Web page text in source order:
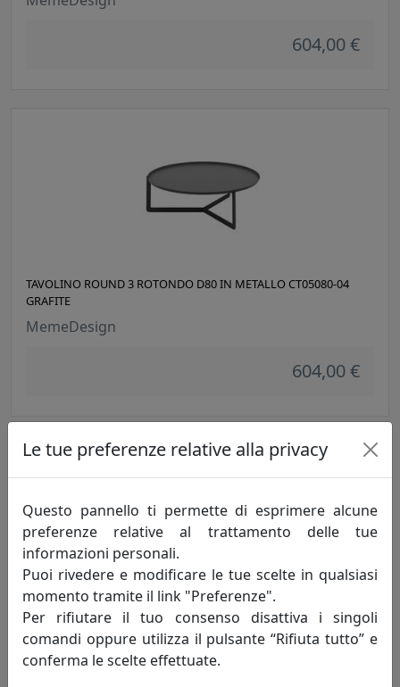
604,00 €
TAVOLINO ROUND 3 ROTONDO D80 IN METALLO CT05080-04
GRAFITE
MemeDesign
604,00 €
TAVOLINO ROUND 3 ROTONDO D80 IN METALLO CT05080-06
CANAPA
MemeDesign
Le tue preferenze relative alla privacy
Questo pannello ti permette di esprimere alcune
preferenze relative al trattamento delle tue
informazioni personali.
Puoi rivedere e modificare le tue scelte in qualsiasi
momento tramite il link "Preferenze".
Per rifiutare il tuo consenso disattiva i singoli
comandi oppure utilizza il pulsante “Rifiuta tutto” e
conferma le scelte effettuate.